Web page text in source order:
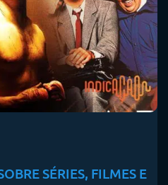
SÉRIES, FILMES E